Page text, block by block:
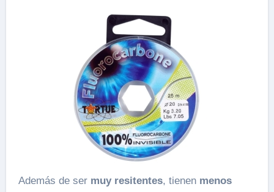
Además de ser muy resitentes, tienen menos